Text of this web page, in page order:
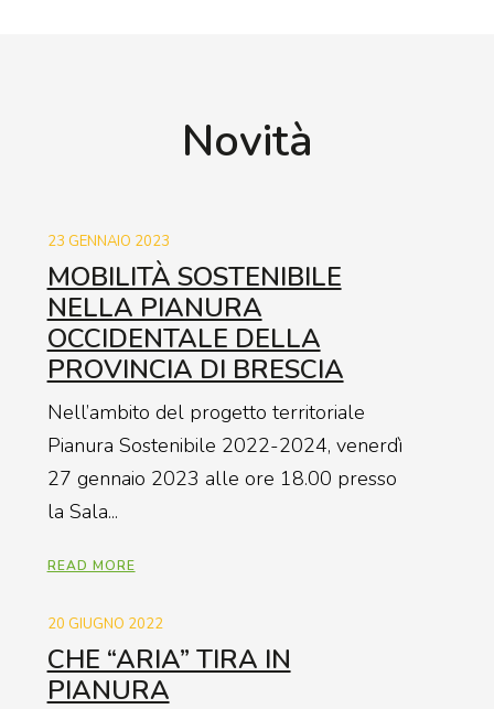
Novità
23 GENNAIO 2023
MOBILITÀ SOSTENIBILE
NELLA PIANURA
OCCIDENTALE DELLA
PROVINCIA DI BRESCIA
Nell’ambito del progetto territoriale
Pianura Sostenibile 2022-2024, venerdì
27 gennaio 2023 alle ore 18.00 presso
la Sala...
READ MORE
20 GIUGNO 2022
CHE “ARIA” TIRA IN
PIANURA